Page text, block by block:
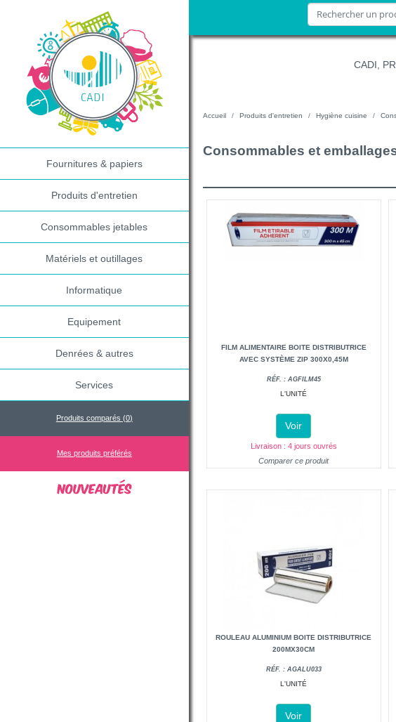
Fournitures & papiers
Produits d'entretien
Consommables jetables
Matériels et outillages
Informatique
Equipement
Denrées & autres
Services
Produits comparés (0)
Mes produits préférés
CADI,
Accueil Produits d'entretien Hygiène cuisine
Consommables et
FILM ALIMENTAIRE BOITE DISTRIBUTRICE
AVEC SYSTÈME ZIP 300X0,45M
RÉF. : AGFILM45
L'UNITÉ
Voir
Livraison : 4 jours ouvrés
Comparer ce produit
ROULEAU ALUMINIUM BOITE DISTRIBUTRICE
200MX30CM
RÉF. : AGALU033
L'UNITÉ
Voir